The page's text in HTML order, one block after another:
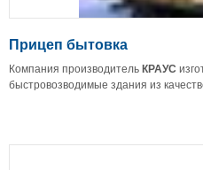
Прицеп бытовка
Компания производительКРАУС
быстровозводимые здания из